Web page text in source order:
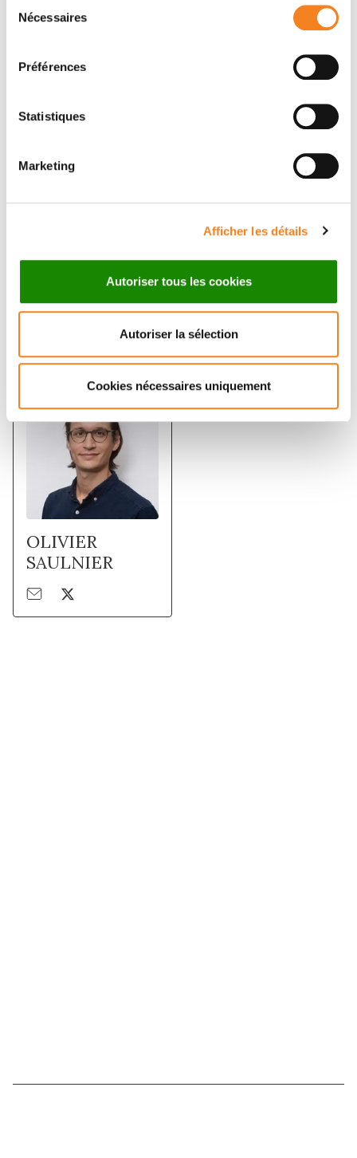
Nécessaires
Préférences
Statistiques
Marketing
Afficher les détails
Autoriser tous les cookies
Autoriser la sélection
Cookies nécessaires uniquement
Equipes
Équipe
cancers de l'enfant
OLIVIER
SAULNIER